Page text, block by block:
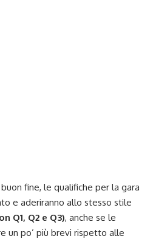
fine, le qualifiche per la gara
e aderiranno allo stesso stile
Q1, Q2 e Q3), anche se le
un po’ più brevi rispetto alle